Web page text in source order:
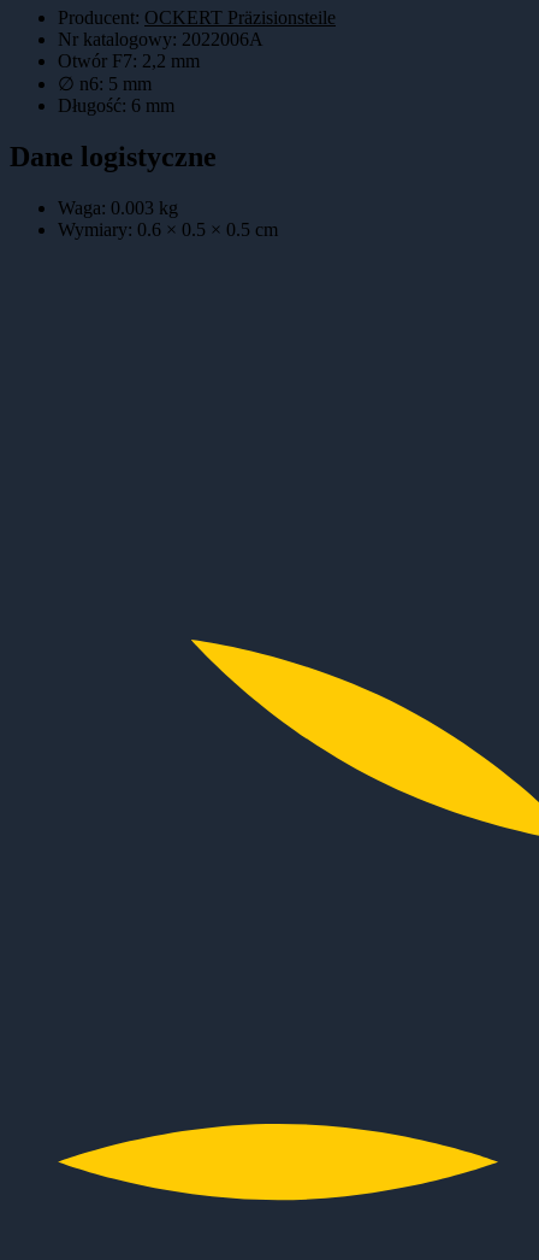
Producent: OCKERT Präzisionsteile
Nr katalogowy: 2022006A
Otwór F7: 2,2 mm
∅ n6: 5 mm
Długość: 6 mm
Dane logistyczne
Waga: 0.003 kg
Wymiary: 0.6 × 0.5 × 0.5 cm